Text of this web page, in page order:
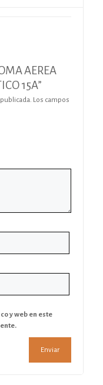
AEREA
15A”
Los campos
y web en este